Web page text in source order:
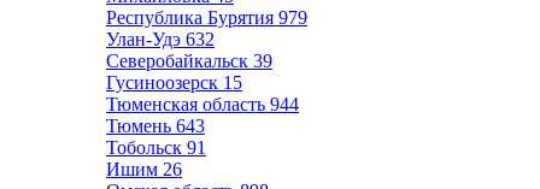
Республика Бурятия 979
Улан-Удэ 632
Северобайкальск 39
Гусиноозерск 15
Тюменская область 944
Тюмень 643
Тобольск 91
Ишим 26